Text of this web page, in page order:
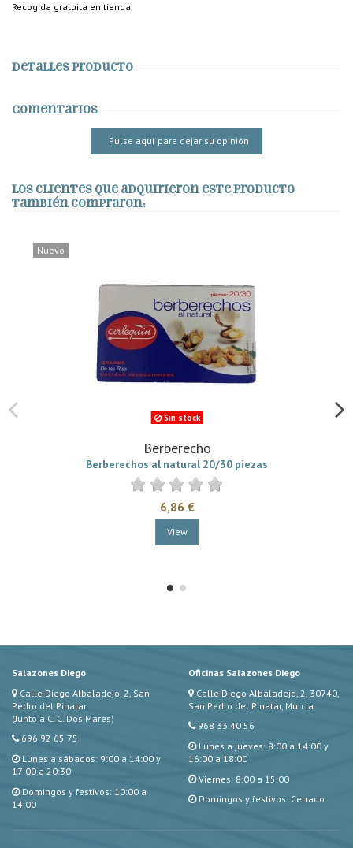
Recogida gratuita en tienda.
Detalles producto
Comentarios
Pulse aquí para dejar su opinión
Los clientes que adquirieron este producto
también compraron:
Nuevo
Sin stock
Berberecho
Berberechos al natural 20/30 piezas
6,86 €
View
Salazones Diego
Calle Diego Albaladejo, 2, San
Pedro del Pinatar
(Junto a C. C. Dos Mares)
696 92 65 75
Lunes a sábados: 9:00 a 14:00 y
17:00 a 20:30
Domingos y festivos: 10:00 a
14:00
Oficinas Salazones Diego
Calle Diego Albaladejo, 2, 30740,
San Pedro del Pinatar, Murcia
968 33 40 56
Lunes a jueves: 8:00 a 14:00 y
16:00 a 18:00
Viernes: 8:00 a 15:00
Domingos y festivos: Cerrado